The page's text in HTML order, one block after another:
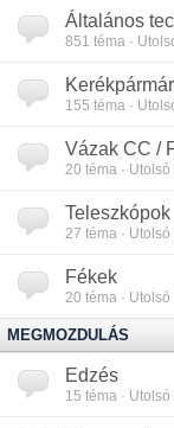
Általános
851 téma ·
155 téma ·
Vázak CC /
20 téma ·
Teleszkópok
27 téma ·
Fékek
20 téma ·
MEGMOZDULÁS
Edzés
15 téma ·